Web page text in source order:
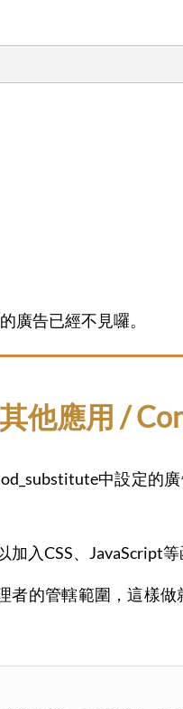
廣告已經不見囉。
他應用 /
中設定的
入CSS、JavaScript等
者的管轄範圍，這樣